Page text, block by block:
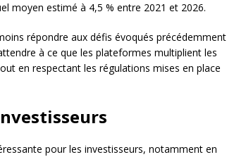
moyen estimé à 4,5 % entre 2021 et 2026.
répondre aux défis évoqués précédemment
à ce que les plateformes multiplient les
en respectant les régulations mises en place
pour les investisseurs, notamment en